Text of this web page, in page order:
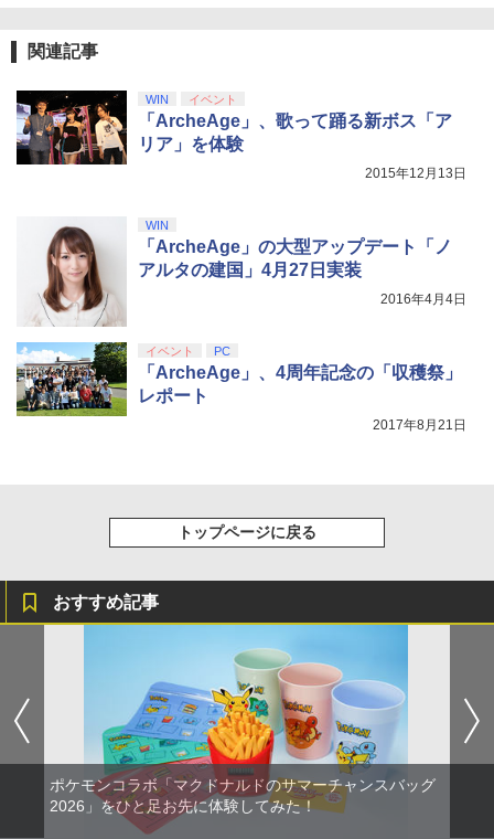
5
￥5,000
￥10,737
5
￥8,020
5
第三章 蛇神 (オリジナル特典:オリジナル
しイラストボード付) [DVD]
￥8,800
関連記事
WIN イベント
「ArcheAge」、歌って踊る新ボス「ア
リア」を体験
2015年12月13日
WIN
「ArcheAge」の大型アップデート「ノ
アルタの建国」4月27日実装
2016年4月4日
イベント PC
「ArcheAge」、4周年記念の「収穫祭」
レポート
2017年8月21日
トップページに戻る
おすすめ記事
ポケモンコラボ「マクドナルドのサマーチャンスバッグ
2026」をひと足お先に体験してみた！